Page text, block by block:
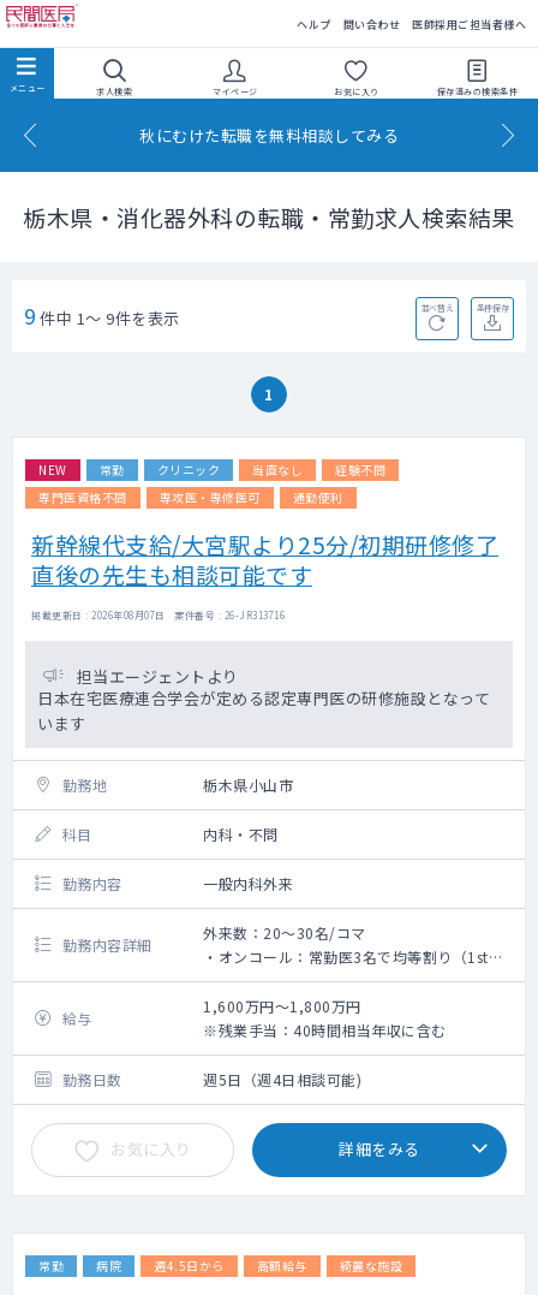
ヘルプ 問い合わせ 医師採用ご担当者様へ
求人検索 マイページ お気に入り 保存済みの検索条件
秋にむけた転職を無料相談してみる
栃木県・消化器外科の転職・常勤求人検索結果
9 件中 1～ 9件を表示 並べ替え 条件保存
1
NEW 常勤 クリニック 当直なし
経験不問
専門医資格不問
専攻医・専修医可 通勤便利
新幹線代支給/大宮駅より25分/初期研修修了
直後の先生も相談可能です
掲載更新日 : 2026年08月07日 案件番号 : 26-JR313716
担当エージェントより
日本在宅医療連合学会が定める認定専門医の研修施設となって
います
勤務地 栃木県小山市
科目 内科・不問
勤務内容 一般内科外来
勤務内容詳細
外来数：20～30名/コマ
・オンコール：常勤医3名で均等割り（1st看
護師、2nd医師）
└主な対応は熱発やお看取りとなりますが、
予想出来うることは日中のうちにカンファレ
ンス等で共有がございます
・外来と合わせて緊急往診のご対応をいただ
く可能性がございます。
・電子カルテ（モバカル）
給与
1,600万円～1,800万円
※残業手当：40時間相当年収に含む
勤務日数 週5日（週4日相談可能)
お気に入り 詳細をみる
常勤 病院 週4.5日から 高額給与 綺麗な施設